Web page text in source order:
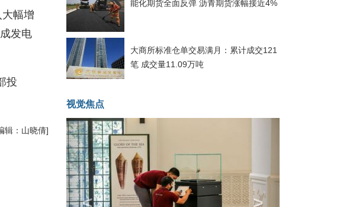
幅增
发电
投
辑：山晓倩]
能化期货全面反弹 沥青期货涨幅接近4%
大商所标准仓单交易满月：累计成交121
笔 成交量11.09万吨
视觉焦点
< >